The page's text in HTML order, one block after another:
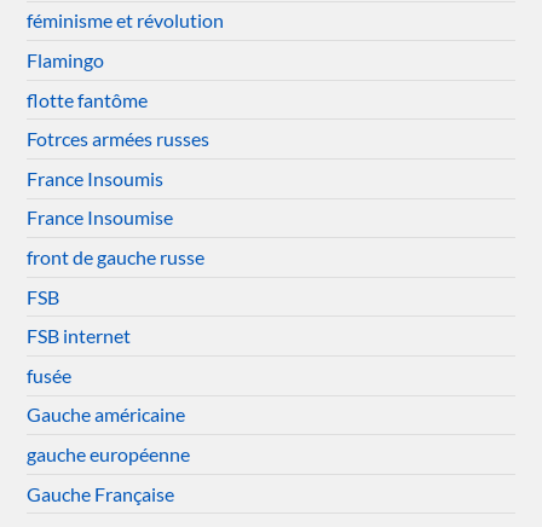
féminisme et révolution
Flamingo
flotte fantôme
Fotrces armées russes
France Insoumis
France Insoumise
front de gauche russe
FSB
FSB internet
fusée
Gauche américaine
gauche européenne
Gauche Française